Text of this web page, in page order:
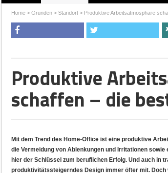
Home> Gründen> Standort> Produktive Arbeitsatmosphäre
Produktive
schaffen – die
Mit dem Trend des Home-Office ist eine produktive
die Vermeidung von Ablenkungen und Irritationen
hier der Schlüssel zum beruflichen Erfolg. Und auch in
produktivitätssteigerndes Design immer öfter mit.